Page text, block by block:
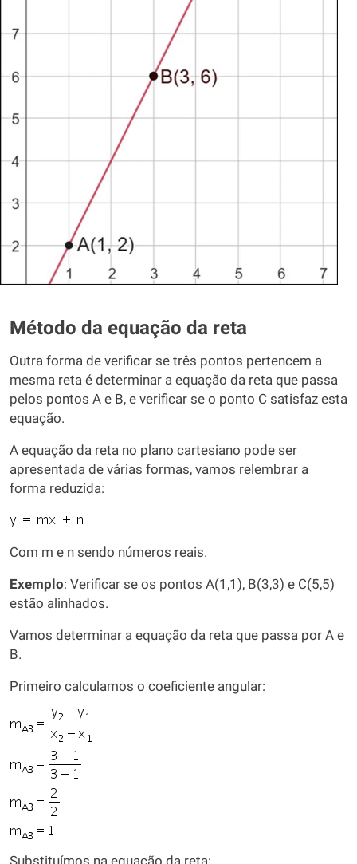
Método da equação da reta
Outra forma de verificar se três pontos pertencem a
mesma reta é determinar a equação da reta que passa
pelos pontos A e B, e verificar se o ponto C satisfaz esta
equação.
A equação da reta no plano cartesiano pode ser
apresentada de várias formas, vamos relembrar a
forma reduzida:
Com m e n sendo números reais.
Exemplo: Verificar se os pontos A(1,1), B(3,3) e C(5,5)
estão alinhados.
Vamos determinar a equação da reta que passa por A e
B.
Primeiro calculamos o coeficiente angular: